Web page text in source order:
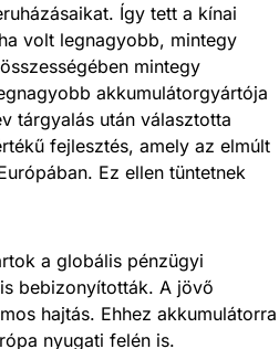
Így tett a kínai
volt legnagyobb, mintegy
mintegy
akkumulátorgyártója
tárgyalás után választotta
fejlesztés, amely az elmúlt
Ez ellen tüntetnek
a globális pénzügyi
bebizonyították. A jövő
hajtás. Ehhez akkumulátorra
nyugati felén is.